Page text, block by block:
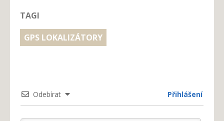
TAGI
GPS LOKALIZÁTORY
Odebírat Přihlášení